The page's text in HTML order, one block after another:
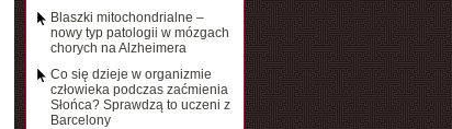
Blaszki mitochondrialne –
nowy typ patologii w mózgach
chorych na Alzheimera
Co się dzieje w organizmie
człowieka podczas zaćmienia
Słońca? Sprawdzą to uczeni z
Barcelony